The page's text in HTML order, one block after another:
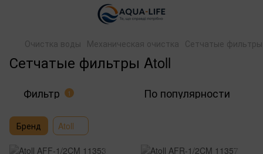
Очистка воды Механическая очистка Сетчатые фильтры
Сетчатые фильтры Atoll
Фильтр 1 По популярности
Бренд Atoll